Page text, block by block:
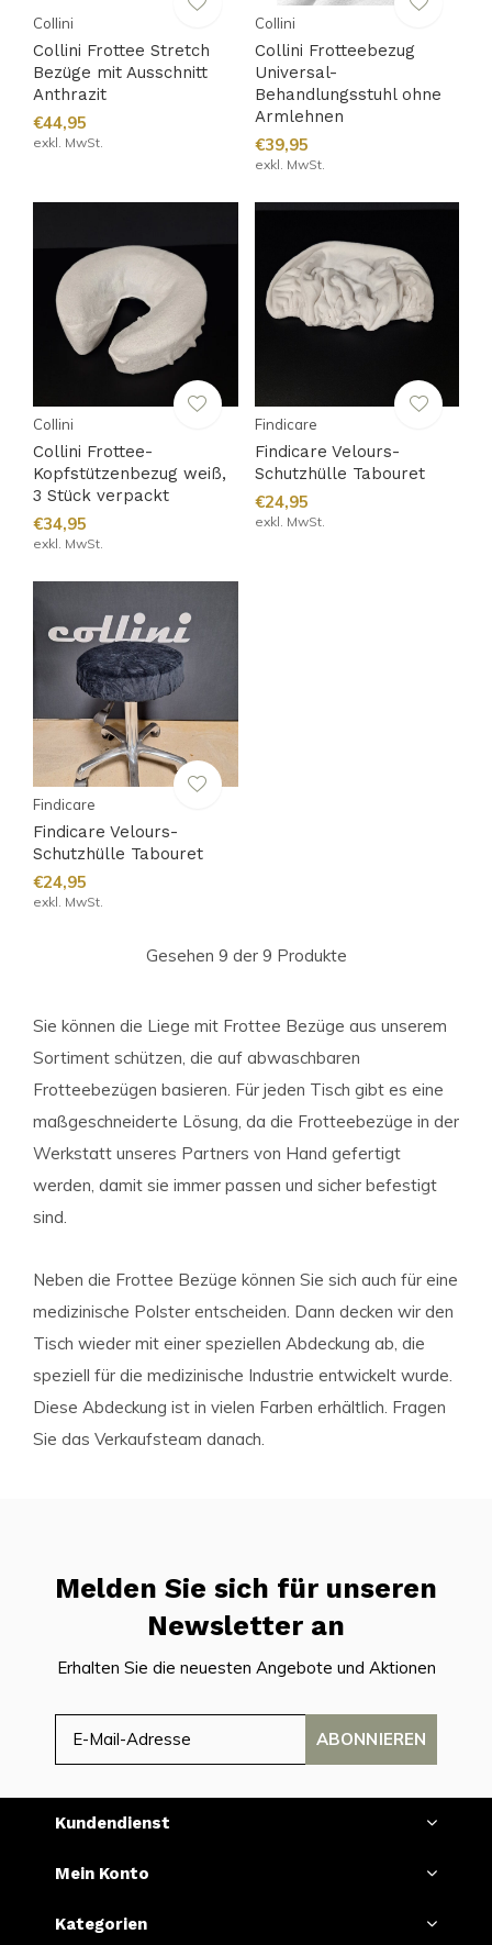
Collini
Collini Frottee Stretch
Bezüge mit Ausschnitt
Anthrazit
€44,95
exkl. MwSt.
Collini
Collini Frotteebezug
Universal-
Behandlungsstuhl ohne
Armlehnen
€39,95
exkl. MwSt.
Collini
Collini Frottee-
Kopfstützenbezug weiß,
3 Stück verpackt
€34,95
exkl. MwSt.
Findicare
Findicare Velours-
Schutzhülle Tabouret
€24,95
exkl. MwSt.
Findicare
Findicare Velours-
Schutzhülle Tabouret
€24,95
exkl. MwSt.
Gesehen 9 der 9 Produkte
Sie können die Liege mit Frottee Bezüge aus unserem
Sortiment schützen, die auf abwaschbaren
Frotteebezügen basieren. Für jeden Tisch gibt es eine
maßgeschneiderte Lösung, da die Frotteebezüge in der
Werkstatt unseres Partners von Hand gefertigt
werden, damit sie immer passen und sicher befestigt
sind.
Neben die Frottee Bezüge können Sie sich auch für eine
medizinische Polster entscheiden. Dann decken wir den
Tisch wieder mit einer speziellen Abdeckung ab, die
speziell für die medizinische Industrie entwickelt wurde.
Diese Abdeckung ist in vielen Farben erhältlich. Fragen
Sie das Verkaufsteam danach.
Melden Sie sich für unseren
Newsletter an
Erhalten Sie die neuesten Angebote und Aktionen
ABONNIEREN
Kundendienst
Mein Konto
Kategorien